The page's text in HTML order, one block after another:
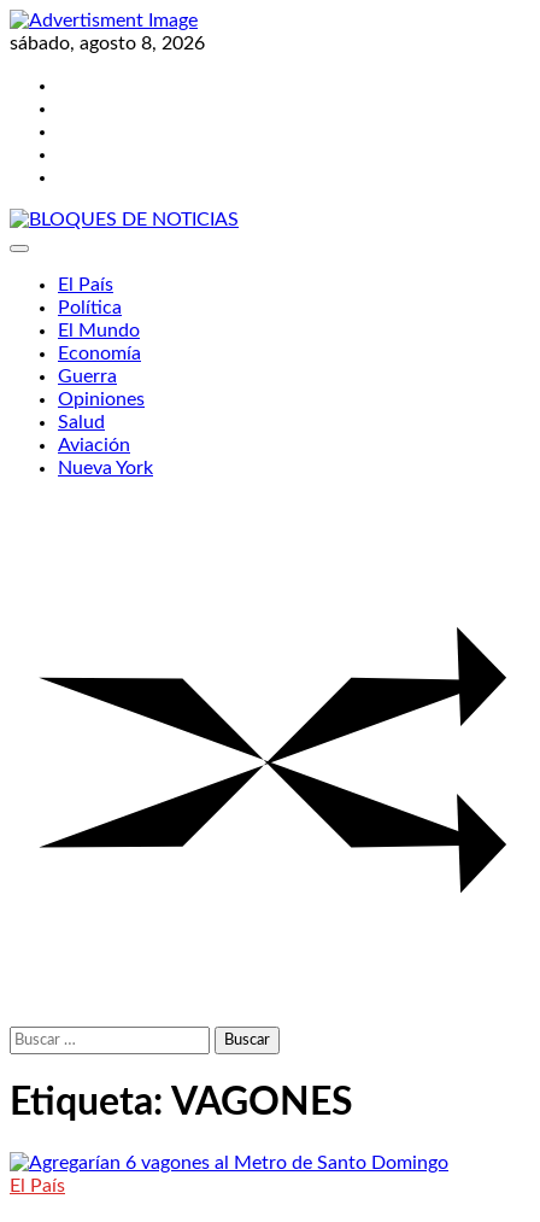
Skip
to
sábado, agosto 8, 2026
El País
Política
El Mundo
Economía
Guerra
Opiniones
Salud
Aviación
Nueva York
Buscar:
Etiqueta: VAGONES
El País